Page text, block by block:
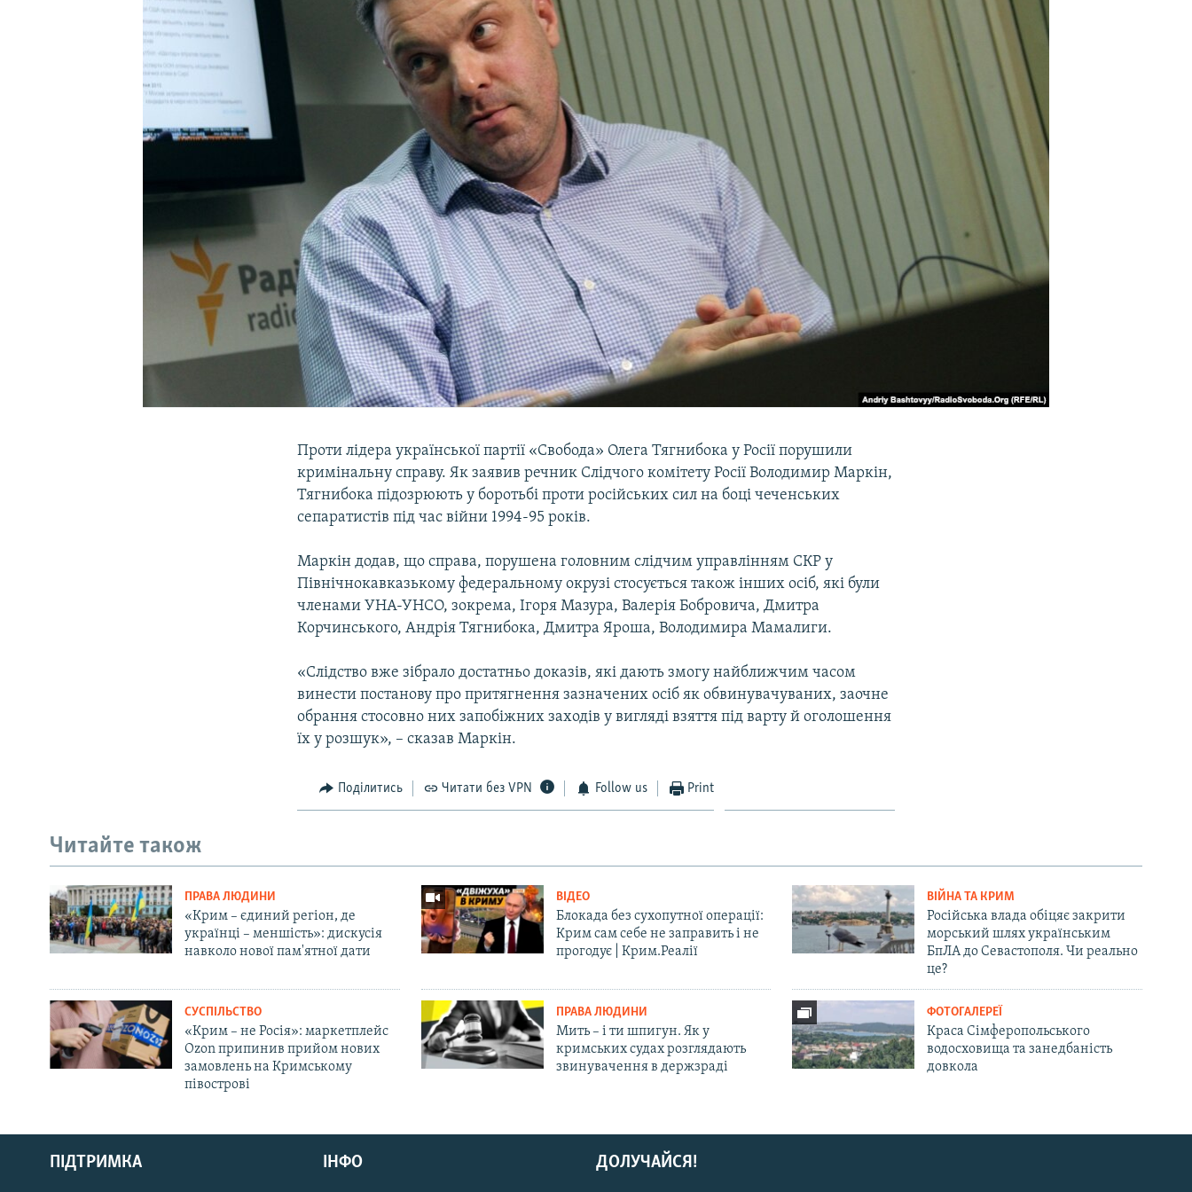
УКРАЇНСЬКА ПРОБЛЕМА КРИМУ
Русский
Qırımtatar
Проти лідера української партії «Свобода» Олега Тягнибока у Росії порушили
кримінальну справу. Як заявив речник Слідчого комітету Росії Володимир Маркін,
Тягнибока підозрюють у боротьбі проти російських сил на боці чеченських
сепаратистів під час війни 1994-95 років.
Маркін додав, що справа, порушена головним слідчим управлінням СКР у
Північнокавказькому федеральному окрузі стосується також інших осіб, які були
членами УНА-УНСО, зокрема, Ігоря Мазура, Валерія Бобровича, Дмитра
Корчинського, Андрія Тягнибока, Дмитра Яроша, Володимира Мамалиги.
«Слідство вже зібрало достатньо доказів, які дають змогу найближчим часом
винести постанову про притягнення зазначених осіб як обвинувачуваних, заочне
обрання стосовно них запобіжних заходів у вигляді взяття під варту й оголошення
їх у розшук», – сказав Маркін.
Поділитись Читати без VPN Follow us Print
Читайте також
ПРАВА ЛЮДИНИ
«Крим – єдиний регіон, де
українці – меншість»: дискусія
навколо нової пам'ятної дати
ВІДЕО
Блокада без сухопутної операції:
Крим сам себе не заправить і не
прогодує | Крим.Реалії
ВІЙНА ТА КРИМ
Російська влада обіцяє закрити
морський шлях українським
БпЛА до Севастополя. Чи реально
це?
СУСПІЛЬСТВО
«Крим – не Росія»: маркетплейс
Ozon припинив прийом нових
замовлень на Кримському
півострові
ПРАВА ЛЮДИНИ
Мить – і ти шпигун. Як у
кримських судах розглядають
звинувачення в держзраді
ФОТОГАЛЕРЕЇ
Краса Сімферопольського
водосховища та занедбаність
довкола
ДОЛУЧАЙСЯ!
ПІДТРИМКА ІНФО